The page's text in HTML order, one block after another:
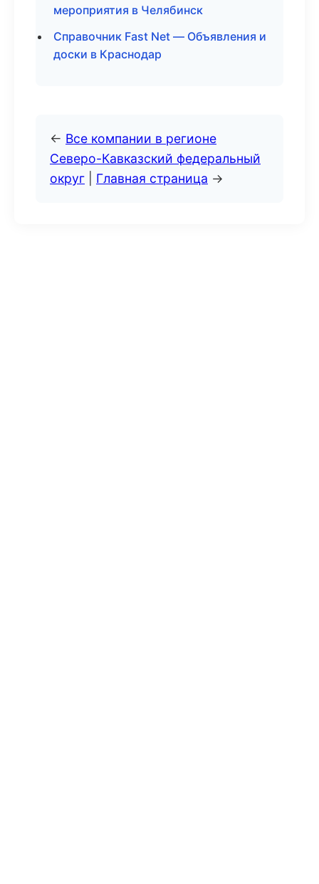
мероприятия в Челябинск
Справочник Fast Net — Объявления и
доски в Краснодар
← Все компании в регионе
Северо-Кавказский федеральный
округ
Главная страница →